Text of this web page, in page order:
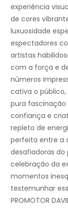
experiência
de cores
luxuosidade
espectadores
artistas
com a força e
números
cativa o
pura fascinação
confiança e
repleto de
perfeita entre a
desafiadoras do
celebração da
momentos
testemunhar
PROMOTOR